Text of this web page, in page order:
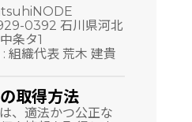
0392 石川県河北
条タ1
組織代表 荒木 建貴
取得方法
、適法かつ公正な